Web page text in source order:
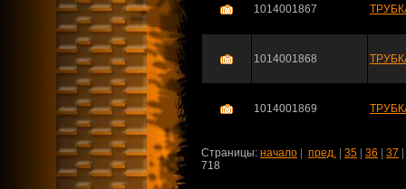
1014001867
1014001868
1014001869
Страницы: начало пред. 35 36 37
718